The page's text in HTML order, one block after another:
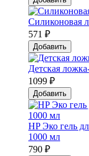
Силиконовая
571 ₽
Добавить
Детская
1099 ₽
Добавить
HP Эко гель
1000 мл
790 ₽